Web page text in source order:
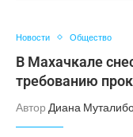
Новости Общество
В Махачкале
требованию
Автор Диана